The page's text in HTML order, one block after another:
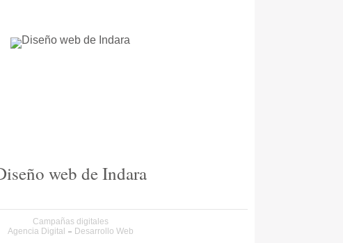
web de Indara
Campañas digitales
Agencia Digital
Desarrollo Web